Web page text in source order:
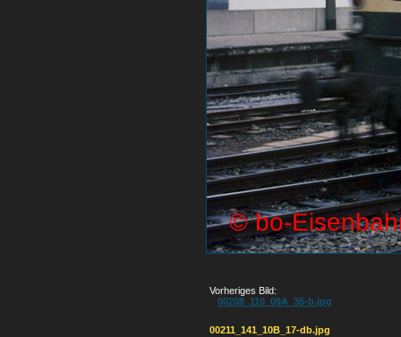
Vorheriges Bild:
00208_110_09A_35-b.jpg
00211_141_10B_17-db.jpg